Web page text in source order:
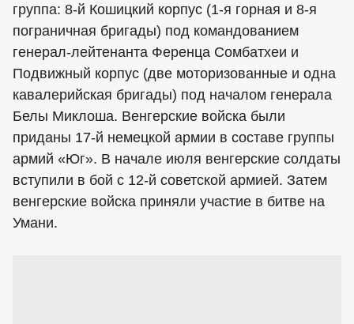
группа: 8-й Кошицкий корпус (1-я горная и 8-я
пограничная бригады) под командованием
генерал-лейтенанта Ференца Сомбатхеи и
Подвижный корпус (две моторизованные и одна
кавалерийская бригады) под началом генерала
Белы Миклоша. Венгерские войска были
приданы 17-й немецкой армии в составе группы
армий «Юг». В начале июля венгерские солдаты
вступили в бой с 12-й советской армией. Затем
венгерские войска приняли участие в битве на
Умани.